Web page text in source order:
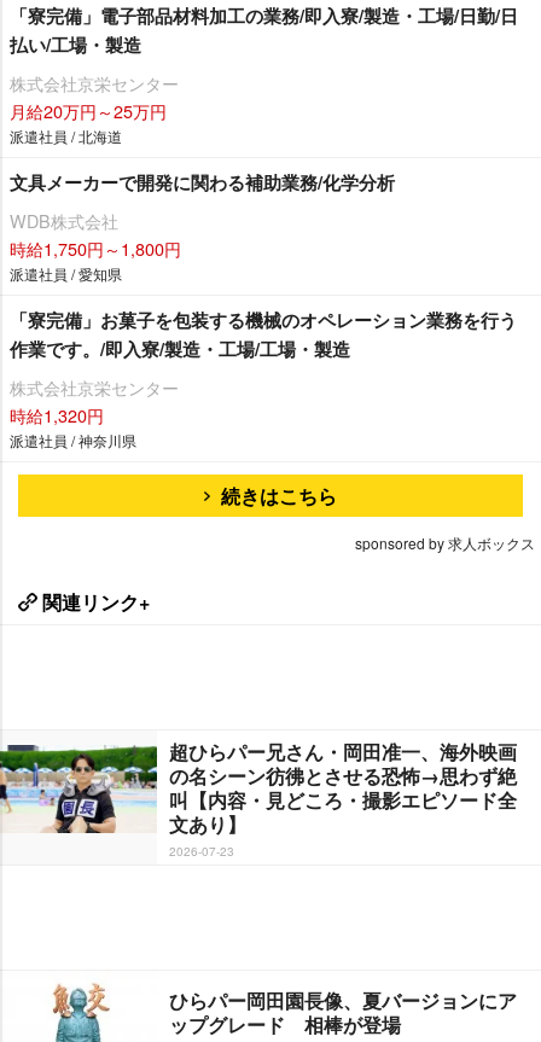
「寮完備」電子部品材料加工の業務/即入寮/製造・工場/日勤/日
払い/工場・製造
株式会社京栄センター
月給20万円～25万円
派遣社員 / 北海道
文具メーカーで開発に関わる補助業務/化学分析
WDB株式会社
時給1,750円～1,800円
派遣社員 / 愛知県
「寮完備」お菓子を包装する機械のオペレーション業務を行う
作業です。/即入寮/製造・工場/工場・製造
株式会社京栄センター
時給1,320円
派遣社員 / 神奈川県
続きはこちら
sponsored by 求人ボックス
関連リンク+
超ひらパー兄さん・岡田准一、海外映画
の名シーン彷彿とさせる恐怖→思わず絶
叫【内容・見どころ・撮影エピソード全
文あり】
2026-07-23
ひらパー岡田園長像、夏バージョンにア
ップグレード 相棒が登場